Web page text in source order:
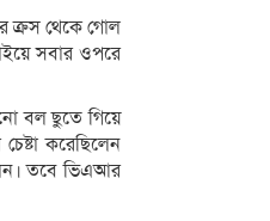
ক্রস থেকে গোল
সবার ওপরে
বল ছুতে গিয়ে
করেছিলেন
তবে ভিএআর